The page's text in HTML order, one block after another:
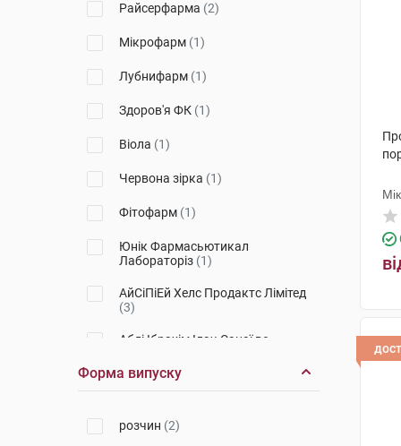
Райсерфарма (2)
Мікрофарм (1)
Лубнифарм (1)
Здоров'я ФК (1)
Віола (1)
Червона зірка (1)
Фітофарм (1)
Юнік Фармасьютикал
Лабораторіз (1)
АйСіПіЕй Хелс Продактc Лімітед
(3)
Абді Ібрахім Ілач Санаї ве
Фітофарм Кленка
Форма випуску
розчин (2)